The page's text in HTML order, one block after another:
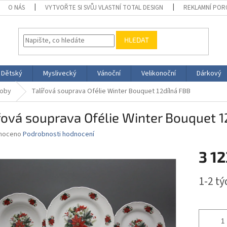
O NÁS VYTVOŘTE SI SVŮJ VLASTNÍ TOTAL DESIGN REKLAMNÍ
HLEDAT
Dětský Myslivecký Vánoční Velikonoční Dárkový
Talířová souprava Ofélie Winter Bouquet 12dílná FBB
souprava Ofélie Winter Bouquet
Podrobnosti hodnocení
3
cena:
1-2